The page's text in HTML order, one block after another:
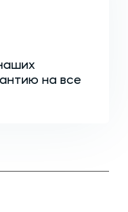
на все